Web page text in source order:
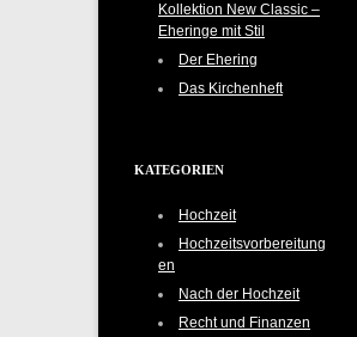
Kollektion New Classic –
Eheringe mit Stil
Der Ehering
Das Kirchenheft
KATEGORIEN
Hochzeit
Hochzeitsvorbereitung
en
Nach der Hochzeit
Recht und Finanzen